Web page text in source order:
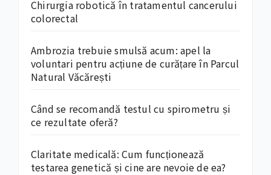
Chirurgia robotică în tratamentul cancerului
colorectal
Ambrozia trebuie smulsă acum: apel la
voluntari pentru acțiune de curățare în Parcul
Natural Văcărești
Când se recomandă testul cu spirometru și
ce rezultate oferă?
Claritate medicală: Cum funcționează
testarea genetică și cine are nevoie de ea?